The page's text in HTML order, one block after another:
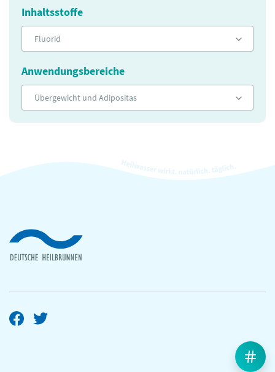
Inhaltsstoffe
Fluorid
Anwendungsbereiche
Übergewicht und Adipositas